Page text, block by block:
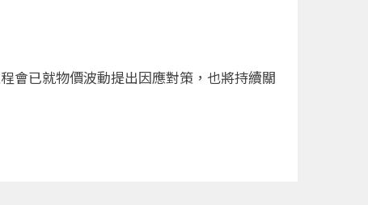
會已就物價波動提出因應對策，也將持續關